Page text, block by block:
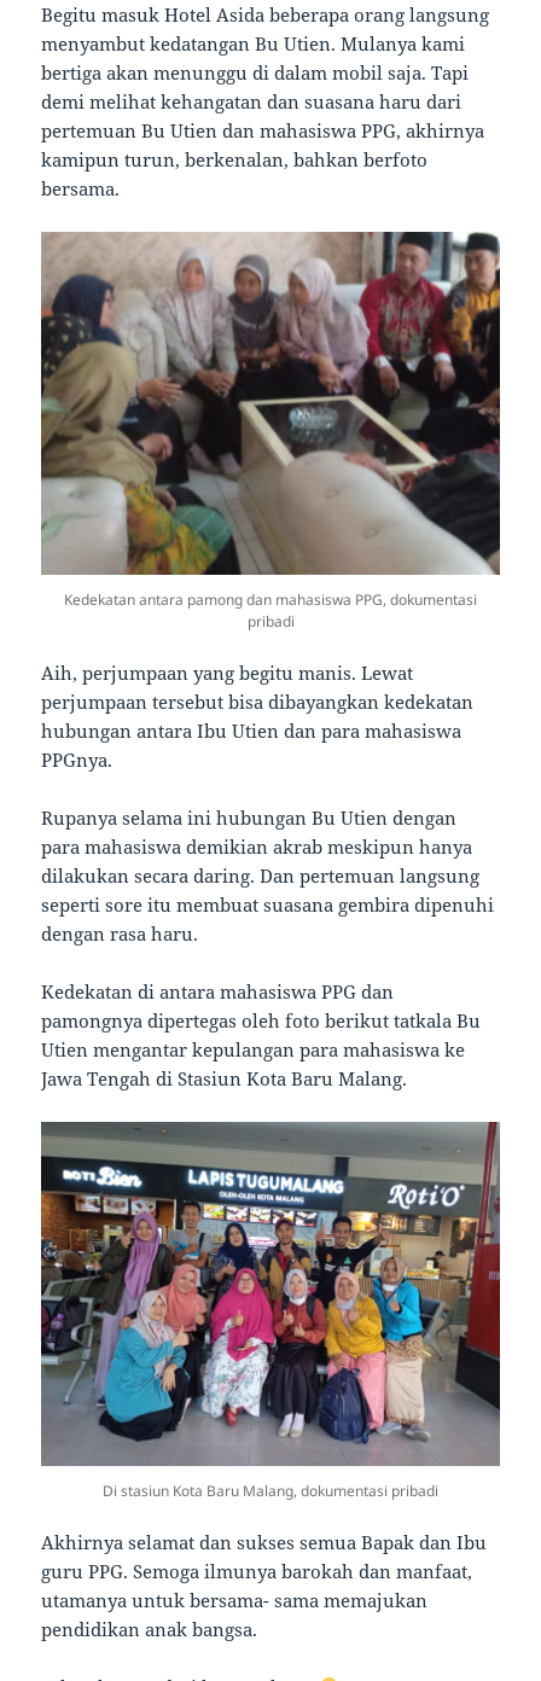
Begitu masuk Hotel Asida beberapa orang langsung
menyambut kedatangan Bu Utien. Mulanya kami
bertiga akan menunggu di dalam mobil saja. Tapi
demi melihat kehangatan dan suasana haru dari
pertemuan Bu Utien dan mahasiswa PPG, akhirnya
kamipun turun, berkenalan, bahkan berfoto
bersama.
Kedekatan antara pamong dan mahasiswa PPG, dokumentasi
pribadi
Aih, perjumpaan yang begitu manis. Lewat
perjumpaan tersebut bisa dibayangkan kedekatan
hubungan antara Ibu Utien dan para mahasiswa
PPGnya.
Rupanya selama ini hubungan Bu Utien dengan
para mahasiswa demikian akrab meskipun hanya
dilakukan secara daring. Dan pertemuan langsung
seperti sore itu membuat suasana gembira dipenuhi
dengan rasa haru.
Kedekatan di antara mahasiswa PPG dan
pamongnya dipertegas oleh foto berikut tatkala Bu
Utien mengantar kepulangan para mahasiswa ke
Jawa Tengah di Stasiun Kota Baru Malang.
Di stasiun Kota Baru Malang, dokumentasi pribadi
Akhirnya selamat dan sukses semua Bapak dan Ibu
guru PPG. Semoga ilmunya barokah dan manfaat,
utamanya untuk bersama- sama memajukan
pendidikan anak bangsa.